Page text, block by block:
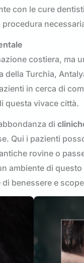
con le cure
costiera, ma
della Turchia,
in cerca di
questa vivace città.
di
Qui i pazienti
rovine o
ambiente di
benessere e